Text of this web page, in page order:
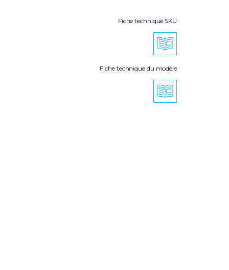
Fiche technique SKU
Fiche technique du modèle